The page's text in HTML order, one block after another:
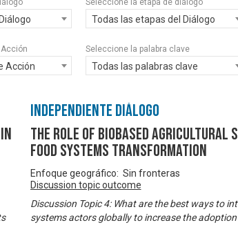
Seleccione la etapa de diálogo
Todas las etapas del Diálogo
Acción
Seleccione la palabra clave
Todas las palabras clave
Independiente Diálogo
The Role of Biobased Agricultural
Food Systems Transformation
Enfoque geográfico: Sin fronteras
Discussion topic outcome
Discussion Topic 4: What are the best ways to
systems actors globally to increase the